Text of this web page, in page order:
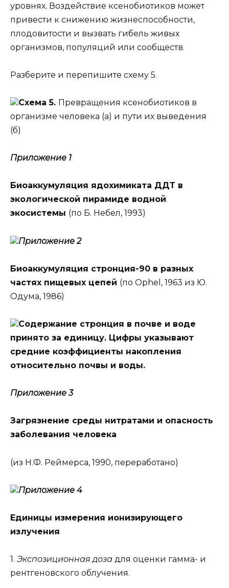
уровнях. Воздействие ксенобиотиков может
привести к снижению жизнеспособности,
плодовитости и вызвать гибель живых
организмов, популяций или сообществ.
Разберите и перепишите схему 5.
Схема 5. Превращения ксенобиотиков в
организме человека (а) и пути их выведения
(б)
Приложение 1
Биоаккумуляция ядохимиката ДДТ в
экологической пирамиде водной
экосистемы (по Б. Небел, 1993)
Приложение 2
Биоаккумуляция стронция-90 в разных
частях пищевых цепей (по Ophel, 1963 из Ю.
Одума, 1986)
Содержание стронция в почве и воде
принято за единицу. Цифры указывают
средние коэффициенты накопления
относительно почвы и воды.
Приложение 3
Загрязнение среды нитратами и опасность
заболевания человека
(из Н.Ф. Реймерса, 1990, переработано)
Приложение 4
Единицы измерения ионизирующего
излучения
1. Экспозиционная доза для оценки гамма- и
рентгеновского облучения.